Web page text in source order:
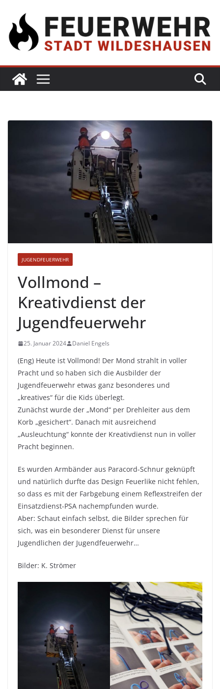
JUGENDFEUERWEHR
Vollmond –
Kreativdienst der
Jugendfeuerwehr
25. Januar 2024 Daniel Engels
(Eng) Heute ist Vollmond! Der Mond strahlt in voller
Pracht und so haben sich die Ausbilder der
Jugendfeuerwehr etwas ganz besonderes und
„kreatives“ für die Kids überlegt.
Zunächst wurde der „Mond“ per Drehleiter aus dem
Korb „gesichert“. Danach mit ausreichend
„Ausleuchtung“ konnte der Kreativdienst nun in voller
Pracht beginnen.
Es wurden Armbänder aus Paracord-Schnur geknüpft
und natürlich durfte das Design Feuerlike nicht fehlen,
so dass es mit der Farbgebung einem Reflexstreifen der
Einsatzdienst-PSA nachempfunden wurde.
Aber: Schaut einfach selbst, die Bilder sprechen für
sich, was ein besonderer Dienst für unsere
Jugendlichen der Jugendfeuerwehr…
Bilder: K. Strömer